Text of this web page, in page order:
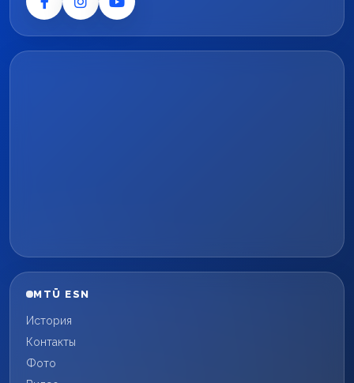
MTÜ ESN
История
Контакты
Фото